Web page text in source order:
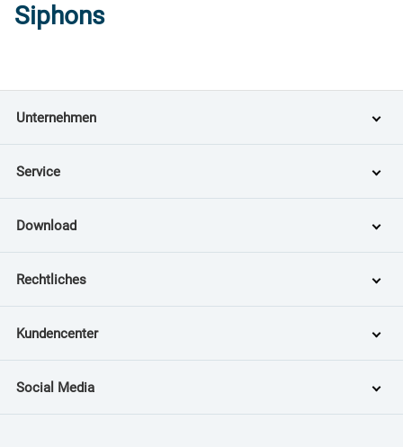
Siphons
Unternehmen
Service
Download
Rechtliches
Kundencenter
Social Media